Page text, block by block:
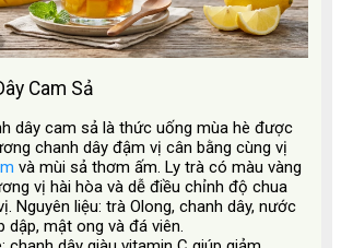
Cam Sả
dây cam sả là thức uống mùa hè được
chanh dây đậm vị cân bằng cùng vị
và mùi sả thơm ấm. Ly trà có màu vàng
vị hài hòa và dễ điều chỉnh độ chua
Nguyên liệu: trà Olong, chanh dây, nước
dập, mật ong và đá viên.